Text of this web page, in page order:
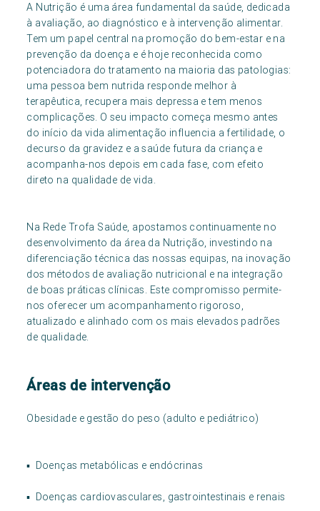
A Nutrição é uma área fundamental da saúde, dedicada
à avaliação, ao diagnóstico e à intervenção alimentar.
Tem um papel central na promoção do bem-estar e na
prevenção da doença e é hoje reconhecida como
potenciadora do tratamento na maioria das patologias:
uma pessoa bem nutrida responde melhor à
terapêutica, recupera mais depressa e tem menos
complicações. O seu impacto começa mesmo antes
do início da vida alimentação influencia a fertilidade, o
decurso da gravidez e a saúde futura da criança e
acompanha-nos depois em cada fase, com efeito
direto na qualidade de vida.
Na Rede Trofa Saúde, apostamos continuamente no
desenvolvimento da área da Nutrição, investindo na
diferenciação técnica das nossas equipas, na inovação
dos métodos de avaliação nutricional e na integração
de boas práticas clínicas. Este compromisso permite-
nos oferecer um acompanhamento rigoroso,
atualizado e alinhado com os mais elevados padrões
de qualidade.
Áreas de intervenção
Obesidade e gestão do peso (adulto e pediátrico)
▪ Doenças metabólicas e endócrinas
▪ Doenças cardiovasculares, gastrointestinais e renais